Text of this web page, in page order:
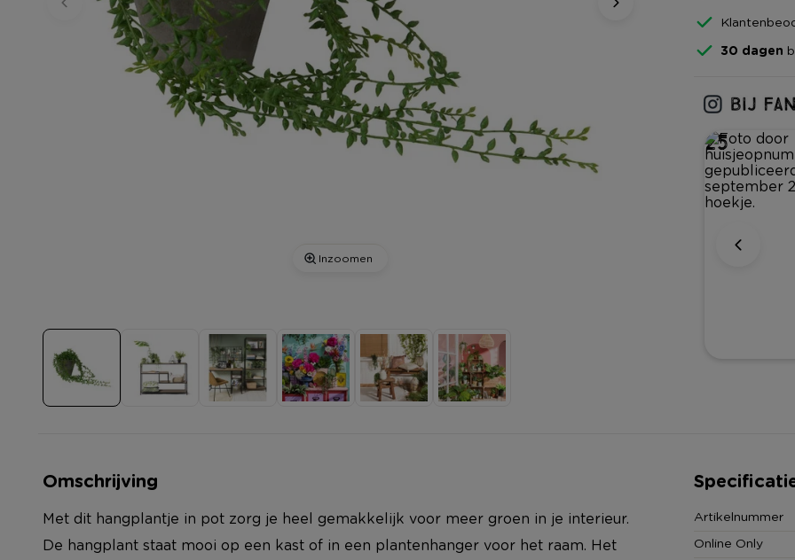
Inzoomen
30 dagen
69 25
Omschrijving
Met dit hangplantje in pot zorg je heel gemakkelijk voor meer groen in je interieur.
De hangplant staat mooi op een kast of in een plantenhanger voor het raam. Het
Artikelnummer
Online Only